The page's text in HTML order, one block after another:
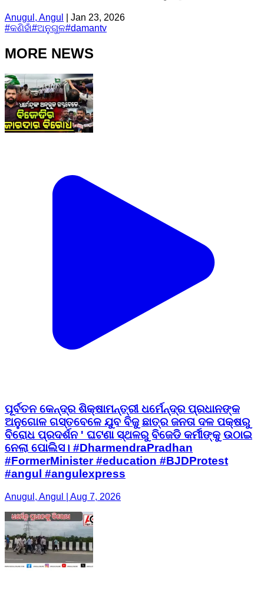
Anugul, Angul
Jan 23, 2026
#କଣିହାଁ#ଅନୁଗୁଳ#damantv
MORE NEWS
ପୂର୍ବତନ କେନ୍ଦ୍ର ଶିକ୍ଷାମନ୍ତ୍ରୀ ଧର୍ମେନ୍ଦ୍ର ପ୍ରଧାନଙ୍କ
ଅନୁଗୋଳ ଗସ୍ତବେଳେ ଯୁବ ବିଜୁ ଛାତ୍ର ଜନତା ଦଳ ପକ୍ଷରୁ
ବିରୋଧ ପ୍ରଦର୍ଶନ ' ଘଟଣା ସ୍ଥଳରୁ ବିଜେଡି କର୍ମୀଙ୍କୁ ଉଠାଇ
ନେଲା ପୋଲିସ। #DharmendraPradhan
#FormerMinister #education #BJDProtest
#angul #angulexpress
Anugul, Angul | Aug 7, 2026